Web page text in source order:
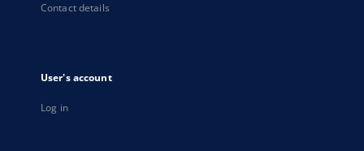
Contact details
User's account
Log in